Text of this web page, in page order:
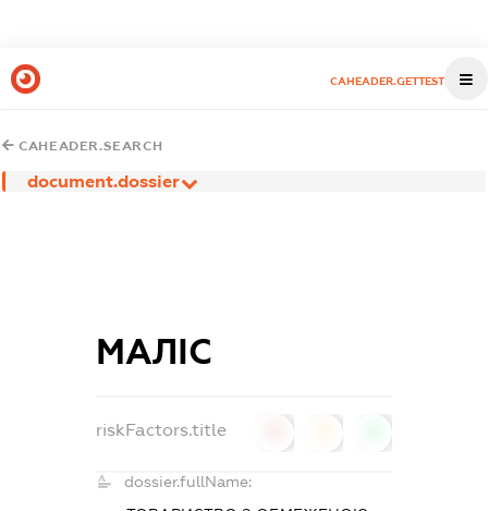
CAHEADER.GETTEST
CAHEADER.SEARCH
document.dossier
МАЛІС
riskFactors.title
dossier.fullName: